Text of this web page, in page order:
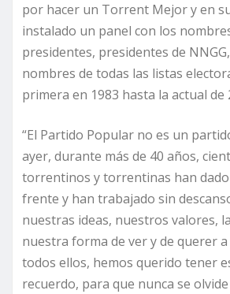
por hacer un Torrent Mejor y en
instalado un panel con los
presidentes, presidentes de
nombres de todas las listas
primera en 1983 hasta la actual de
“El Partido Popular no es un
ayer, durante más de 40 años,
torrentinos y torrentinas han
frente y han trabajado sin
nuestras ideas, nuestros valores,
nuestra forma de ver y de querer
todos ellos, hemos querido tener
recuerdo, para que nunca se